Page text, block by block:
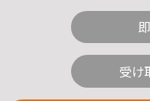
受け